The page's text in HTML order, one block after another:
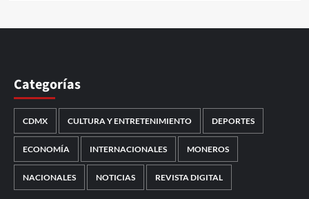
Categorías
CDMX CULTURA Y ENTRETENIMIENTO DEPORTES
ECONOMÍA INTERNACIONALES MONEROS
NACIONALES NOTICIAS REVISTA DIGITAL